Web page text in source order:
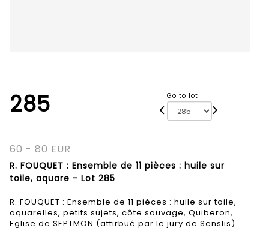
285 Go to lot
60 - 80 EUR
R. FOUQUET : Ensemble de 11 pièces : huile sur
toile, aquare - Lot 285
R. FOUQUET : Ensemble de 11 pièces : huile sur toile,
aquarelles, petits sujets, côte sauvage, Quiberon,
Eglise de SEPTMON (attirbué par le jury de Senslis)